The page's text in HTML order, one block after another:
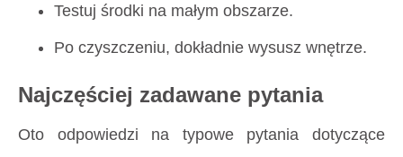
Testuj środki na małym obszarze.
Po czyszczeniu, dokładnie wysusz wnętrze.
Najczęściej zadawane pytania
Oto odpowiedzi na typowe pytania dotyczące